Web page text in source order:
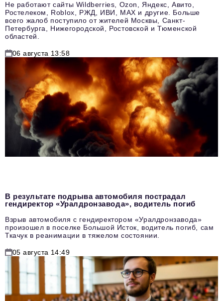
Не работают сайты Wildberries, Ozon, Яндекс, Авито,
Ростелеком, Roblox, РЖД, ИВИ, MAX и другие. Больше
всего жалоб поступило от жителей Москвы, Санкт-
Петербурга, Нижегородской, Ростовской и Тюменской
областей.
06 августа 13:58
В результате подрыва автомобиля пострадал
гендиректор «Уралдронзавода», водитель погиб
Взрыв автомобиля с гендиректором «Уралдронзавода»
произошел в поселке Большой Исток, водитель погиб, сам
Ткачук в реанимации в тяжелом состоянии.
05 августа 14:49